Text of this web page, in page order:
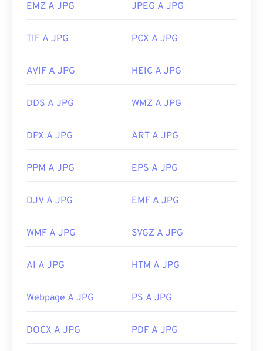
EMZ A JPG JPEG A JPG
TIF A JPG PCX A JPG
AVIF A JPG HEIC A JPG
DDS A JPG WMZ A JPG
DPX A JPG ART A JPG
PPM A JPG EPS A JPG
DJV A JPG EMF A JPG
WMF A JPG SVGZ A JPG
AI A JPG HTM A JPG
Webpage A JPG PS A JPG
DOCX A JPG PDF A JPG